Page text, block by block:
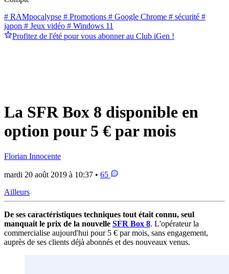
# RAMpocalypse # Promotions # Google Chrome # sécurité #
japon # Jeux vidéo # Windows 11
Profitez de l'été pour vous abonner au Club iGen !
La SFR Box 8 disponible en
option pour 5 € par mois
Florian Innocente
mardi 20 août 2019 à 10:37 • 65
Ailleurs
De ses caractéristiques techniques tout était connu, seul
manquait le prix de la nouvelle SFR Box 8. L'opérateur la
commercialise aujourd'hui pour 5 € par mois, sans engagement,
auprès de ses clients déjà abonnés et des nouveaux venus.